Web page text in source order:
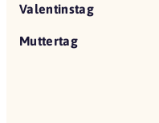
Valentinstag
Muttertag